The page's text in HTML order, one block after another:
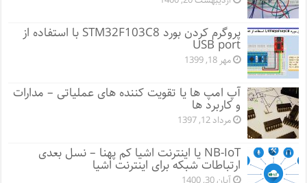
پروگرم کردن بورد STM32F103C8 با استفاده از
USB port
مهر 18, 1399
آپ امپ ها یا تقویت کننده های عملیاتی – مدارات
و کاربرد ها
مرداد 12, 1397
NB-IoT یا اینترنت اشیا کم پهنا – نسل بعدی
ارتباطات شبکه برای اینترنت اشیا